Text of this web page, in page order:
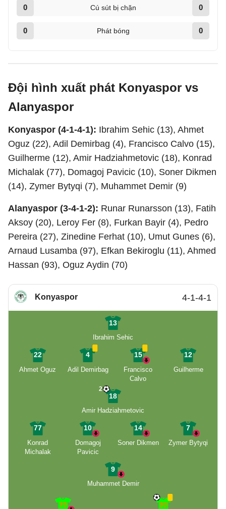
0 Cú sút bị chặn 0
0 Phát bóng 0
Đội hình xuất phát Konyaspor vs
Alanyaspor
Konyaspor (4-1-4-1): Ibrahim Sehic (13), Ahmet
Oguz (22), Adil Demirbag (4), Francisco Calvo (15),
Guilherme (12), Amir Hadziahmetovic (18), Konrad
Michalak (77), Domagoj Pavicic (10), Soner Dikmen
(14), Zymer Bytyqi (7), Muhammet Demir (9)
Alanyaspor (3-4-1-2): Runar Runarsson (13), Fatih
Aksoy (20), Leroy Fer (8), Furkan Bayir (4), Pedro
Pereira (27), Zinedine Ferhat (10), Umut Gunes (6),
Arnaud Lusamba (97), Efkan Bekiroglu (11), Ahmed
Hassan (93), Oguz Aydin (70)
Konyaspor 4-1-4-1
13
Ibrahim Sehic
22
Ahmet Oguz
4
Adil Demirbag
15
Francisco
Calvo
12
Guilherme
18
2
Amir Hadziahmetovic
77
Konrad
Michalak
10
Domagoj
Pavicic
14
Soner Dikmen
7
Zymer Bytyqi
9
Muhammet Demir
70
93